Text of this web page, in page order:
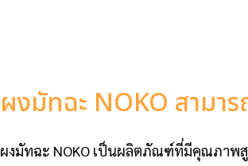
ผงมัทฉะ NOKO สามาร
ผงมัทฉะ NOKO เป็นผลิตภัณฑ์ที่มีคุณภาพสู